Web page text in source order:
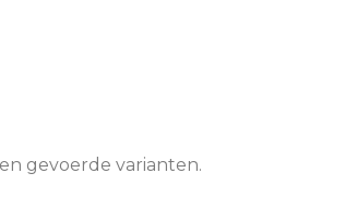
gevoerde varianten.